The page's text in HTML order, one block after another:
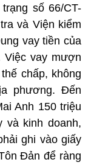
số 66/CT-
và Viện kiểm
vay tiền của
Việc vay mượn
chấp, không
phương. Đến
Anh 150 triệu
và kinh doanh,
ghi vào giấy
Đản để ràng